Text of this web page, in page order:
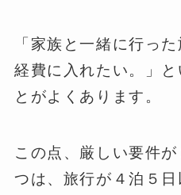
「家族と一緒に行っ
経費に入れたい。」
とがよくあります。
この点、厳しい要件
つは、旅行が４泊５